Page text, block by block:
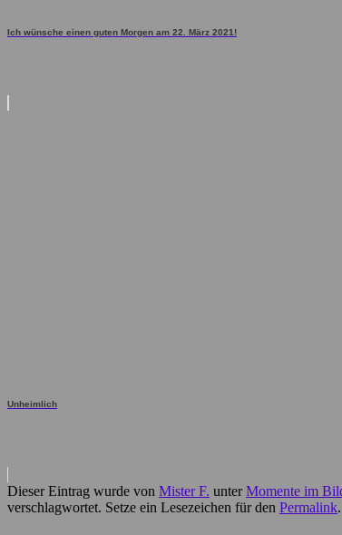
Ich wünsche einen guten Morgen am 22. März 2021!
Unheimlich
Dieser Eintrag wurde von Mister F. unterMomente im
verschlagwortet. Setze ein Lesezeichen für den Permalink.